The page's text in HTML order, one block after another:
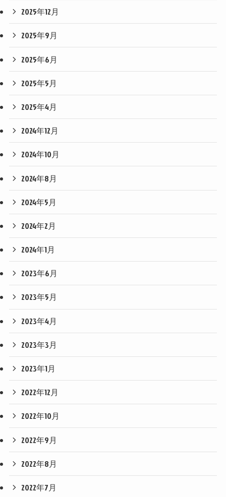
2025年12月
2025年9月
2025年6月
2025年5月
2025年4月
2024年12月
2024年10月
2024年8月
2024年5月
2024年2月
2024年1月
2023年6月
2023年5月
2023年4月
2023年3月
2023年1月
2022年12月
2022年10月
2022年9月
2022年8月
2022年7月